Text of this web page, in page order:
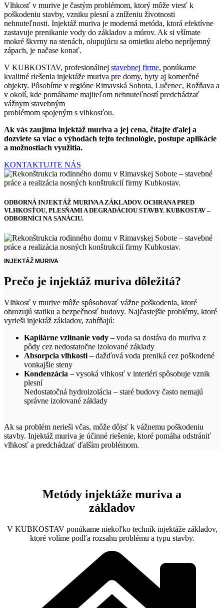
Vlhkosť v murive je častým problémom, ktorý môže viesť k
poškodeniu stavby, vzniku plesní a zníženiu životnosti
nehnuteľnosti. Injektáž muriva je moderná metóda, ktorá efektívne
zastavuje prenikanie vody do základov a múrov. Ak si všímate
mokré škvrny na stenách, olupujúcu sa omietku alebo nepríjemný
zápach, je načase konať.
V KUBKOSTAV, profesionálnej stavebnej firme, ponúkame
kvalitné riešenia injektáže muriva pre domy, byty aj komerčné
objekty. Pôsobíme v regióne Rimavská Sobota, Lučenec, Rožňava a
v okolí, kde pomáhame majiteľom nehnuteľností predchádzať
vážnym stavebným
problémom spojeným s vlhkosťou.
Ak vás zaujíma injektáž muriva a jej cena, čítajte ďalej a
dozviete sa viac o výhodách tejto technológie, postupe aplikácie
a možnostiach využitia.
KONTAKTUJTE NÁS
ODBORNÁ INJEKTÁŽ MURIVA A ZÁKLADOV. OCHRANA PRED
VLHKOSŤOU, PLESŇAMI A DEGRADÁCIOU STAVBY. KUBKOSTAV –
ODBORNÍCI NA SANÁCIU.
INJEKTÁŽ MURIVA
Prečo je injektáž muriva dôležitá?
Vlhkosť v murive môže spôsobovať vážne poškodenia, ktoré
ohrozujú statiku a bezpečnosť budovy. Najčastejšie problémy, ktoré
vyrieši injektáž základov, zahŕňajú:
Kapilárne vzlínanie vody – voda sa dostáva do muriva z
pôdy cez nedostatočne izolované základy
Absorpcia vlhkosti – dažďová voda preniká cez poškodené
vonkajšie steny
Kondenzácia – vysoká vlhkosť v interiéri spôsobuje vznik
plesní
Nedostatočná hydroizolácia – staré budovy často nemajú
správne izolované základy
Ak sa problém nerieši včas, môže dôjsť k vážnemu poškodeniu
stavby. Injektáž muriva je účinné riešenie, ktoré pomáha odstrániť
vlhkosť a predchádzať ďalším problémom.
Metódy injektáže muriva a
základov
V KUBKOSTAV ponúkame niekoľko techník injektáže základov,
ktoré volíme podľa rozsahu problému a typu stavby.